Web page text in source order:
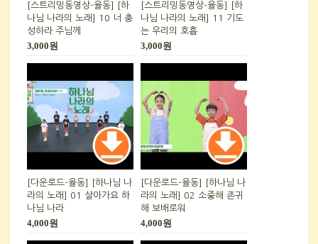
[스트리밍동영상-율동] [하
나님 나라의 노래] 10 너 충
성하라 주님께
3,000원
[스트리밍동영상-율동] [하
나님 나라의 노래] 11 기도
는 우리의 호흡
3,000원
[다운로드-율동] [하나님 나
라의 노래] 01 살아가요 하
나님 나라
4,000원
[다운로드-율동] [하나님 나
라의 노래] 02 소중해 존귀
해 보배로워
4,000원